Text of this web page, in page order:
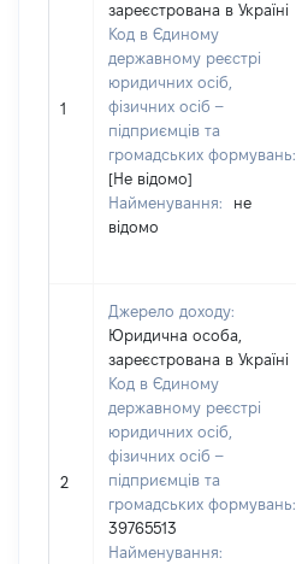
1
зареєстрована в Україні
Код в Єдиному
державному реєстрі
юридичних осіб,
фізичних осіб –
підприємців та
громадських формувань:
[Не відомо]
Найменування:
не
відомо
2
Джерело доходу:
Юридична особа,
зареєстрована в Україні
Код в Єдиному
державному реєстрі
юридичних осіб,
фізичних осіб –
підприємців та
громадських формувань:
39765513
Найменування: